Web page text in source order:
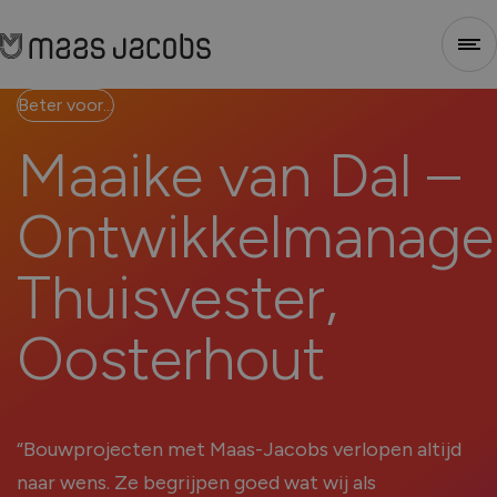
1 2 3
Voor welk soort project heb je nieuwe
Beter voor...
Maaike van Dal –
Thuisvester,
Oosterhout
“Bouwprojecten met Maas-Jacobs verlopen altijd
naar wens. Ze begrijpen goed wat wij als